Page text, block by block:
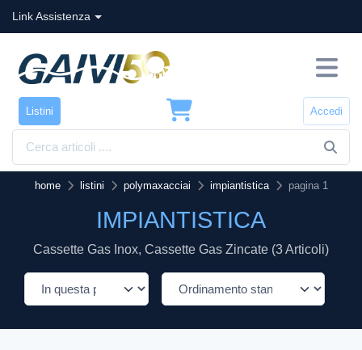
Link Assistenza
Listini Accedi
home listini polymaxacciai impiantistica pagina 1
IMPIANTISTICA
Cassette Gas Inox, Cassette Gas Zincate (3 Articoli)